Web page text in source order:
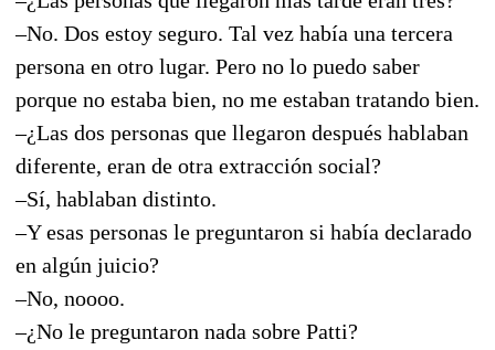
–No. Dos estoy seguro. Tal vez había una tercera
persona en otro lugar. Pero no lo puedo saber
porque no estaba bien, no me estaban tratando bien.
–¿Las dos personas que llegaron después hablaban
diferente, eran de otra extracción social?
–Sí, hablaban distinto.
–Y esas personas le preguntaron si había declarado
en algún juicio?
–No, noooo.
–¿No le preguntaron nada sobre Patti?